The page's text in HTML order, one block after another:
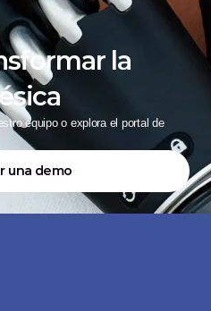
la
equipo o explora el portal de
una demo